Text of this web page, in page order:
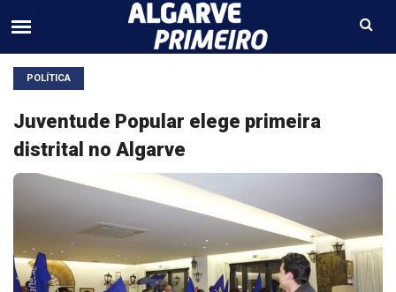
POLÍTICA
Juventude Popular elege primeira
distrital no Algarve